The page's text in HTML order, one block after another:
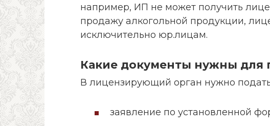
например, ИП не может получить
продажу алкогольной продукции,
исключительно юр.лицам.
Какие документы нужны для
В лицензирующий орган нужно
заявление по установленной